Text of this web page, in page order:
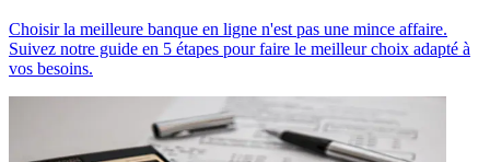
Choisir la meilleure banque en ligne n'est pas une mince affaire.
Suivez notre guide en 5 étapes pour faire le meilleur choix adapté à
vos besoins.